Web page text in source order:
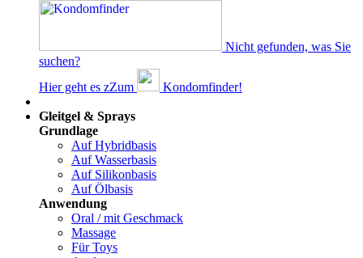
Nicht gefunden, was Sie
suchen?
Hier geht es zZum
Kondomfinder!
Gleitgel & Sprays
Grundlage
Auf Hybridbasis
Auf Wasserbasis
Auf Silikonbasis
Auf Ölbasis
Anwendung
Oral / mit Geschmack
Massage
Für Toys